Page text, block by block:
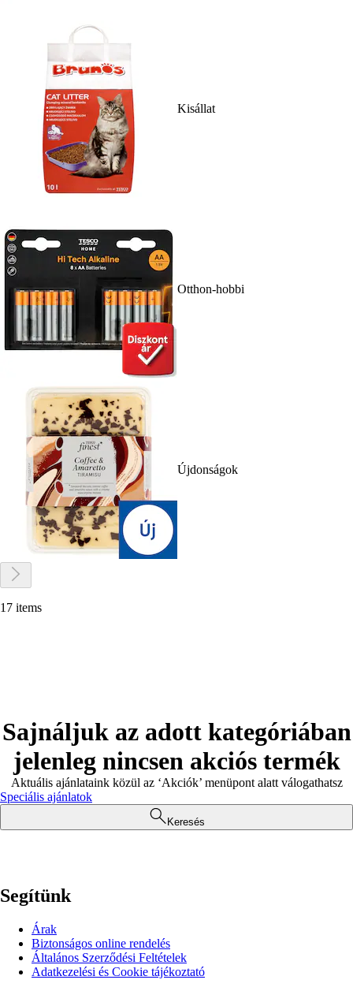
Kisállat
Otthon-hobbi
Újdonságok
17 items
Sajnáljuk az adott kategóriában
jelenleg nincsen akciós termék
Aktuális ajánlataink közül az ‘Akciók’ menüpont alatt válogathatsz
Speciális ajánlatok
Keresés
Segítünk
Árak
Biztonságos online rendelés
Általános Szerződési Feltételek
Adatkezelési és Cookie tájékoztató